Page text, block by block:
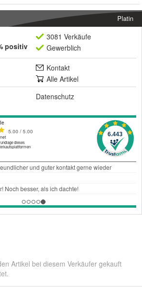
Platin
positiv
3081 Verkäufe
Gewerblich
Kontakt
Alle Artikel
Datenschutz
Artikel bei diesem Verkäufer gekauft